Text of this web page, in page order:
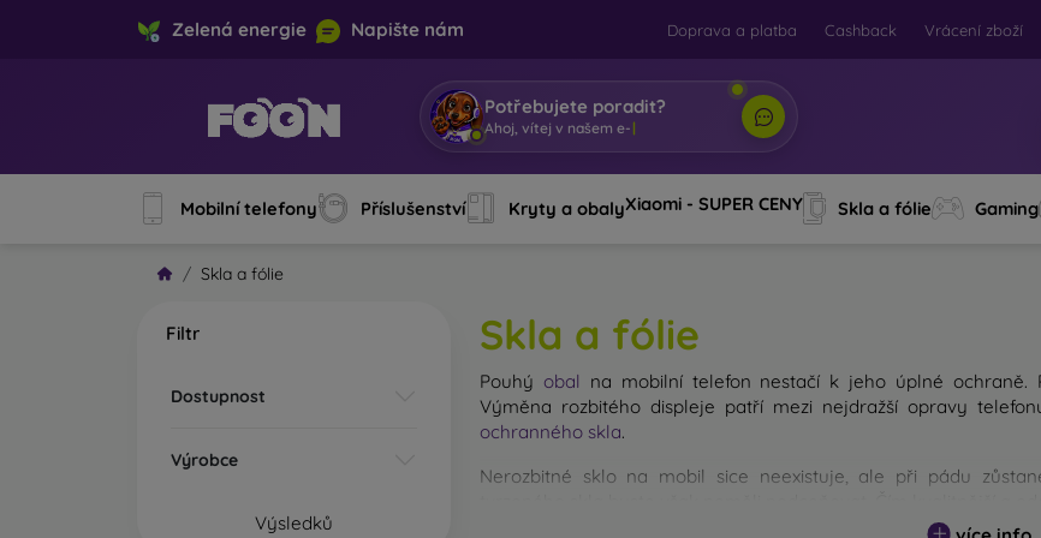
Zelená energie Napište nám Doprava a platba Cashback Vrácení zboží
Potřebujete poradit?
Jse|
Mobilní telefony Příslušenství Kryty a obalyXiaomi - SUPER CENY Skla a fólie Gaming
Skla a fólie
Filtr
Dostupnost
Výrobce
Výsledků
Skla a fólie
Pouhý obal na mobilní telefon nestačí k jeho úplné
Výměna rozbitého displeje patří mezi nejdražší opravy
ochranného skla.
Nerozbitné sklo na mobil sice neexistuje, ale při pádu
Na trhu existuje více druhů tvrzených skel na mobil. Na co byste